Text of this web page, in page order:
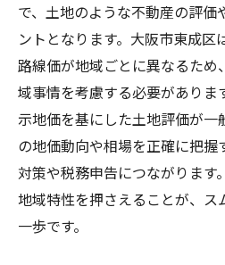
相続に必要な評価
評価額で差が出る
実務で役立つ土地
相続手続きに迷った際
相続手続きの全体
必要な書類と取得
手続きの流れと注
で、土地のような不動産の評価
ントとなります。大阪市東成区
路線価が地域ごとに異なるた
域事情を考慮する必要がありま
示地価を基にした土地評価が
の地価動向や相場を正確に把
対策や税務申告につながります
地域特性を押さえることが、ス
一歩です。